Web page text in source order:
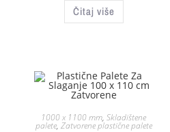
Čitaj više
1000 x 1100 mm, Skladištene
palete, Zatvorene plastične palete